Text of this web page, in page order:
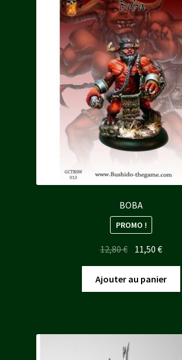
BOBA
PROMO !
12,80€ Le
initial
était :
11,50€Le
actuel
est :
Ajouter au panier